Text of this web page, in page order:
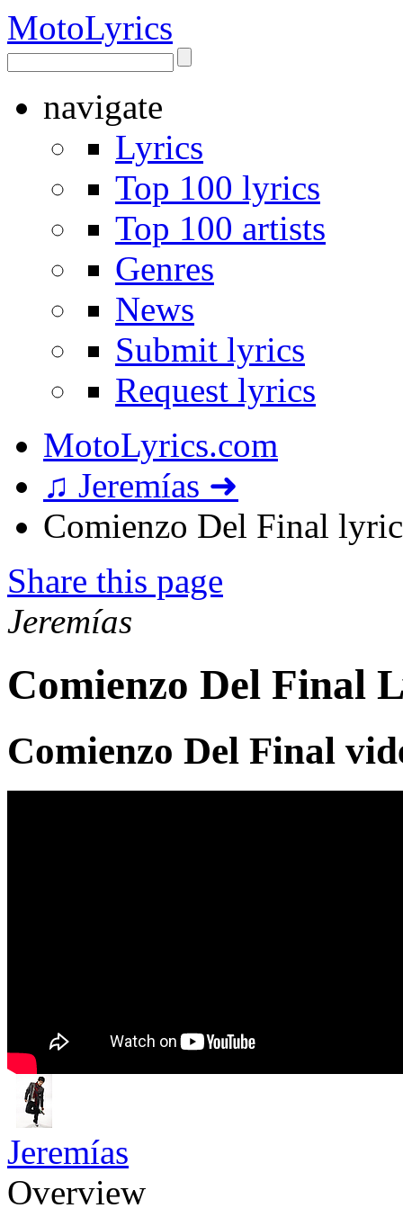
MotoLyrics
navigate
Lyrics
Top 100 lyrics
Top 100 artists
Genres
News
Submit lyrics
Request lyrics
MotoLyrics.com
♫ Jeremías ➜
Comienzo Del Final
Share this page
Jeremías
Comienzo Del Final
Comienzo Del Final
Jeremías
Overview